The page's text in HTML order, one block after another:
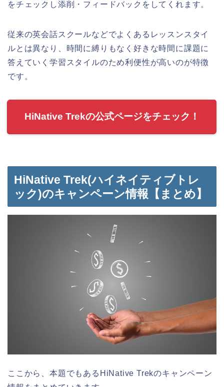
をチェックし添削・フィードバックをしてくれます。
従来の英会話スクールなどでよくあるレッスンスタイ
ルとは異なり、時間に縛りもなく好きな時間に課題に
答えていく学習スタイルのため利便性が高いのが特徴
です。
HiNative Trekの公式ページをチェック！
HiNative Trek(ハイネイティブトレ
ック)のキャンペーン情報【まとめ】
ここから、本題でもあるHiNative Trekのキャンペーン